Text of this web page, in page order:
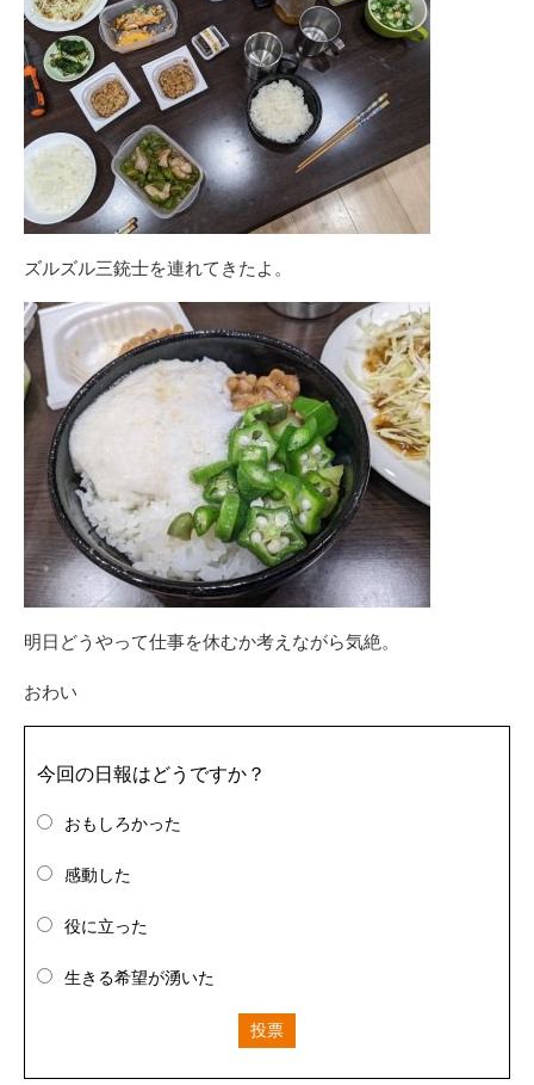
ズルズル三銃士を連れてきたよ。
明日どうやって仕事を休むか考えながら気絶。
おわい
今回の日報はどうですか？
おもしろかった
感動した
役に立った
生きる希望が湧いた
投票